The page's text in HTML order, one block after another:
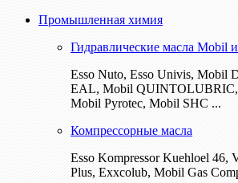
Промышленная химия
Гидравлические масла Mobil
Esso Nuto, Esso Univis, Mobil
EAL, Mobil
Mobil Pyrotec, Mobil SHC ...
Компрессорные масла
Esso Kompressor Kuehloel 46,
Plus, Exxcolub, Mobil Gas